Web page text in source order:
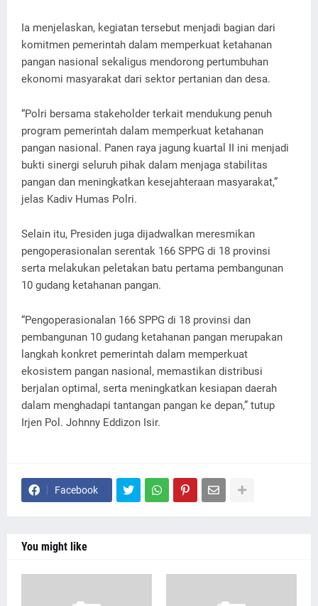
Ia menjelaskan, kegiatan tersebut menjadi bagian dari
komitmen pemerintah dalam memperkuat ketahanan
pangan nasional sekaligus mendorong pertumbuhan
ekonomi masyarakat dari sektor pertanian dan desa.
“Polri bersama stakeholder terkait mendukung penuh
program pemerintah dalam memperkuat ketahanan
pangan nasional. Panen raya jagung kuartal II ini menjadi
bukti sinergi seluruh pihak dalam menjaga stabilitas
pangan dan meningkatkan kesejahteraan masyarakat,”
jelas Kadiv Humas Polri.
Selain itu, Presiden juga dijadwalkan meresmikan
pengoperasionalan serentak 166 SPPG di 18 provinsi
serta melakukan peletakan batu pertama pembangunan
10 gudang ketahanan pangan.
“Pengoperasionalan 166 SPPG di 18 provinsi dan
pembangunan 10 gudang ketahanan pangan merupakan
langkah konkret pemerintah dalam memperkuat
ekosistem pangan nasional, memastikan distribusi
berjalan optimal, serta meningkatkan kesiapan daerah
dalam menghadapi tantangan pangan ke depan,” tutup
Irjen Pol. Johnny Eddizon Isir.
Facebook
You might like